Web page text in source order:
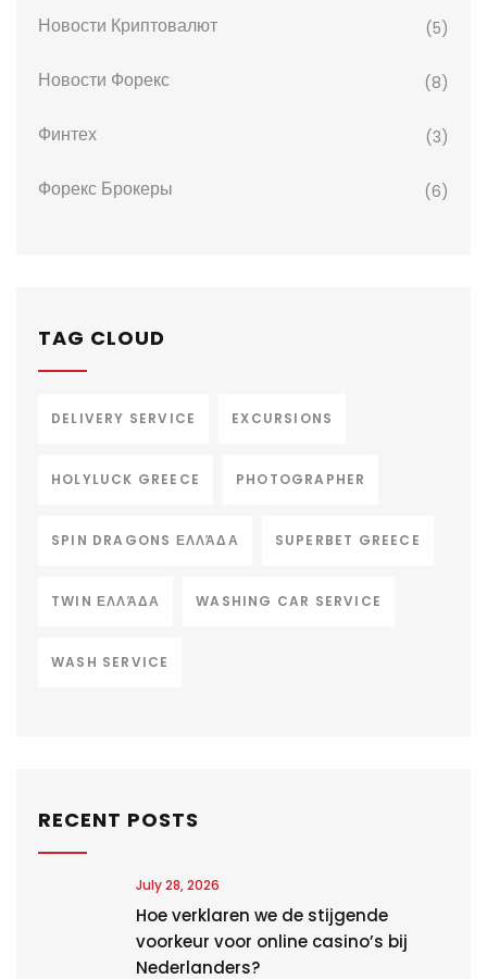
Новости Криптовалют (5)
Новости Форекс (8)
Финтех (3)
Форекс Брокеры (6)
TAG CLOUD
DELIVERY SERVICE EXCURSIONS
HOLYLUCK GREECE PHOTOGRAPHER
SPIN DRAGONS ΕΛΛΆΔΑ SUPERBET GREECE
TWIN ΕΛΛΆΔΑ WASHING CAR SERVICE
WASH SERVICE
RECENT POSTS
July 28, 2026
Hoe verklaren we de stijgende
voorkeur voor online casino’s bij
Nederlanders?